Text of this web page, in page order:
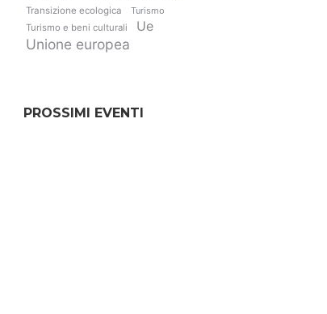
Transizione ecologica
Turismo
Turismo e beni culturali
Ue
Unione europea
PROSSIMI EVENTI